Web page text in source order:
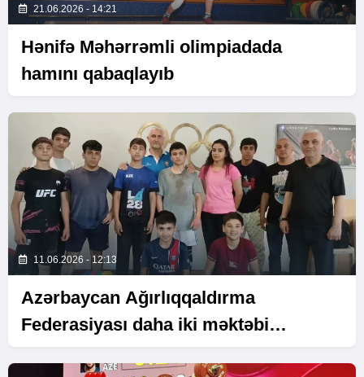
21.06.2026 - 14:21
Hənifə Məhərrəmli olimpiadada
hamını qabaqlayıb
11.06.2026 - 12:13
Azərbaycan Ağırlıqqaldırma
Federasiyası daha iki məktəbi